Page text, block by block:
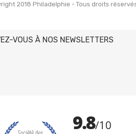
2018 Philadelphie - Tous droits
VOUS À NOS NEWSLETTERS